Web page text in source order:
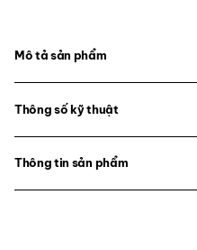
Mô tả sản phẩm
Thông số kỹ thuật
Thông tin sản phẩm